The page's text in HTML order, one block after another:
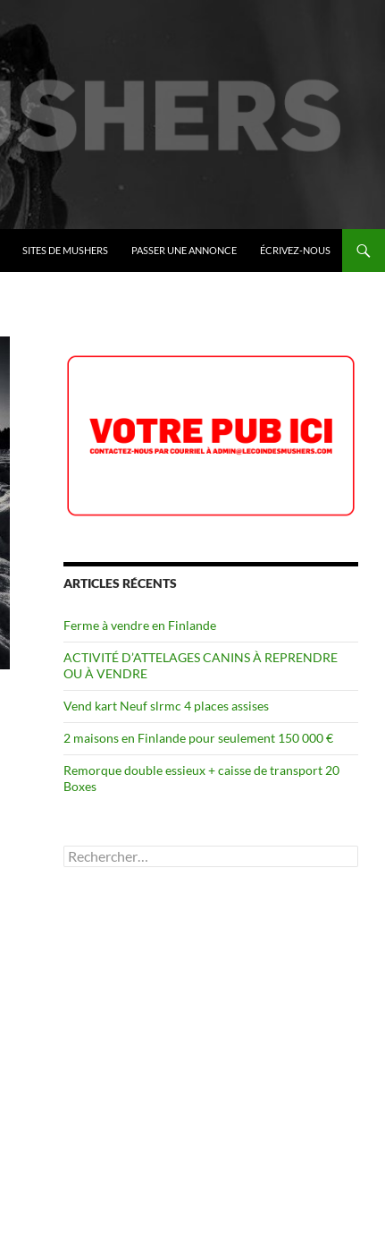
SITES DE MUSHERS PASSER UNE ANNONCE ÉCRIVEZ-NOUS
ARTICLES RÉCENTS
Ferme à vendre en Finlande
ACTIVITÉ D’ATTELAGES CANINS À REPRENDRE
OU À VENDRE
Vend kart Neuf slrmc 4 places assises
2 maisons en Finlande pour seulement 150 000 €
Remorque double essieux + caisse de transport 20
Boxes
Rechercher :